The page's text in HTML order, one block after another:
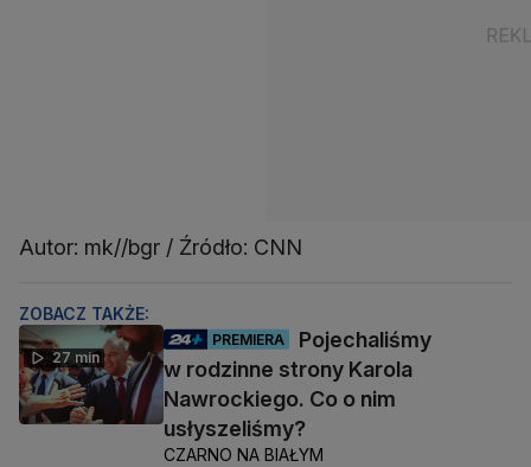
Autor: mk//bgr / Źródło: CNN
ZOBACZ TAKŻE:
27 min
PREMIERA
Pojechaliśmy
w rodzinne strony Karola
Nawrockiego. Co o nim
usłyszeliśmy?
CZARNO NA BIAŁYM